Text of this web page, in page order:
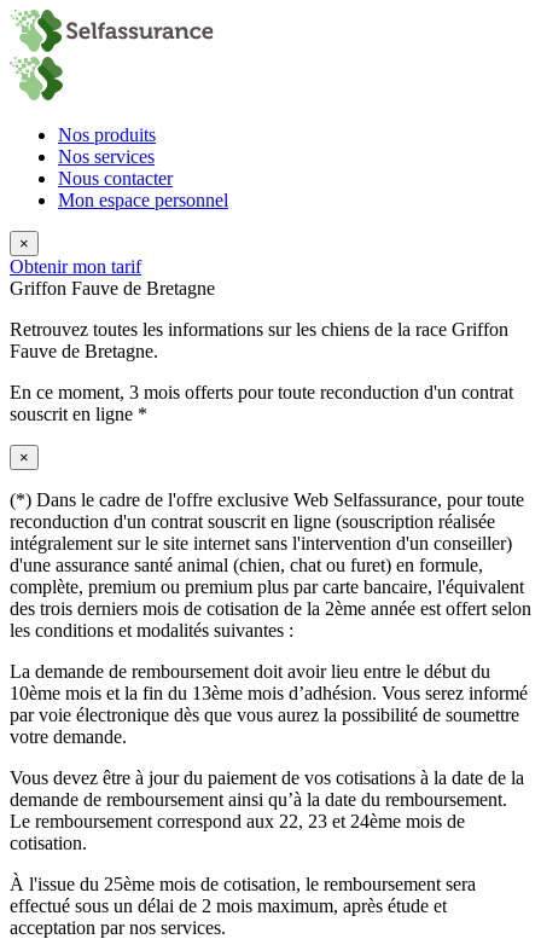
Nos produits
Nos services
Nous contacter
Mon espace personnel
×
Obtenir mon tarif
Griffon Fauve de Bretagne
Retrouvez toutes les informations sur les chiens de la race Griffon
Fauve de Bretagne.
En ce moment, 3 mois offerts pour toute reconduction d'un contrat
souscrit en ligne *
×
(*) Dans le cadre de l'offre exclusive Web Selfassurance, pour toute
reconduction d'un contrat souscrit en ligne (souscription réalisée
intégralement sur le site internet sans l'intervention d'un conseiller)
d'une assurance santé animal (chien, chat ou furet) en formule,
complète, premium ou premium plus par carte bancaire, l'équivalent
des trois derniers mois de cotisation de la 2ème année est offert selon
les conditions et modalités suivantes :
La demande de remboursement doit avoir lieu entre le début du
10ème mois et la fin du 13ème mois d’adhésion. Vous serez informé
par voie électronique dès que vous aurez la possibilité de soumettre
votre demande.
Vous devez être à jour du paiement de vos cotisations à la date de la
demande de remboursement ainsi qu’à la date du remboursement.
Le remboursement correspond aux 22, 23 et 24ème mois de
cotisation.
À l'issue du 25ème mois de cotisation, le remboursement sera
effectué sous un délai de 2 mois maximum, après étude et
acceptation par nos services.